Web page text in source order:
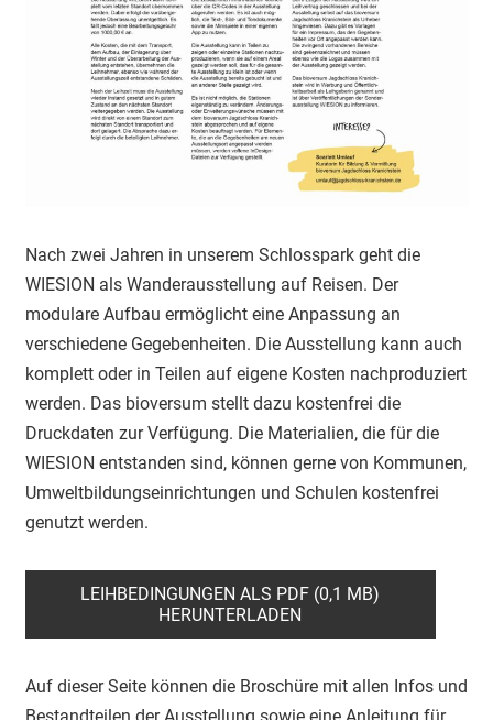
Nach zwei Jahren in unserem Schlosspark geht die
WIESION als Wanderausstellung auf Reisen. Der
modulare Aufbau ermöglicht eine Anpassung an
verschiedene Gegebenheiten. Die Ausstellung kann auch
komplett oder in Teilen auf eigene Kosten nachproduziert
werden. Das bioversum stellt dazu kostenfrei die
Druckdaten zur Verfügung. Die Materialien, die für die
WIESION entstanden sind, können gerne von Kommunen,
Umweltbildungseinrichtungen und Schulen kostenfrei
genutzt werden.
LEIHBEDINGUNGEN ALS PDF (0,1 MB)
HERUNTERLADEN
Auf dieser Seite können die Broschüre mit allen Infos und